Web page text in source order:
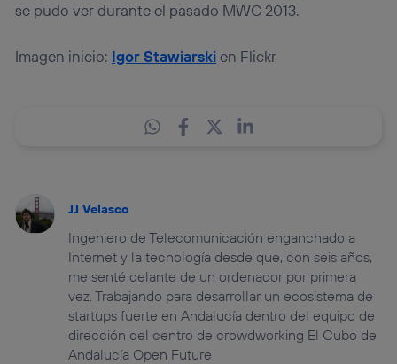
se pudo ver durante el pasado MWC 2013.
Imagen inicio: Igor Stawiarskien Flickr
JJ Velasco
Ingeniero de Telecomunicación enganchado a
Internet y la tecnología desde que, con seis años,
me senté delante de un ordenador por primera
vez. Trabajando para desarrollar un ecosistema de
startups fuerte en Andalucía dentro del equipo de
dirección del centro de crowdworking El Cubo de
Andalucía Open Future